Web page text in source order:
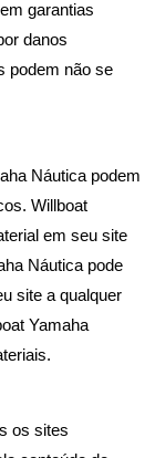
garantias
danos
podem não se
Náutica podem
Willboat
em seu site
Náutica pode
site a qualquer
Yamaha
os sites